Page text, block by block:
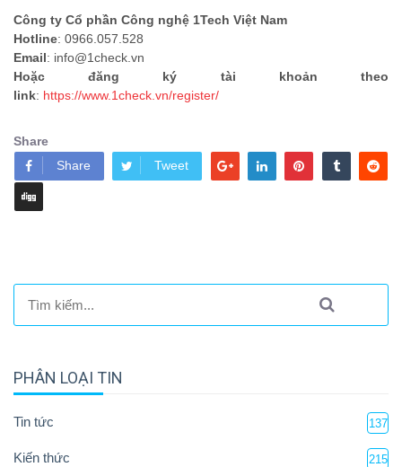
Công ty Cổ phần Công nghệ 1Tech Việt Nam
Hotline: 0966.057.528
Email: info@1check.vn
Hoặc đăng ký tài khoản theo
link: https://www.1check.vn/register/
Share
Share
Tweet
PHÂN LOẠI TIN
Tin tức 137
Kiến thức 215